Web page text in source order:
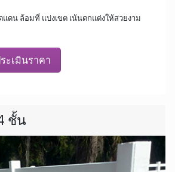
แดน ล้อมที่ แบ่งเขต เน้นตกแต่งให้สวยงาม
ะเมินราคา
ชั้น